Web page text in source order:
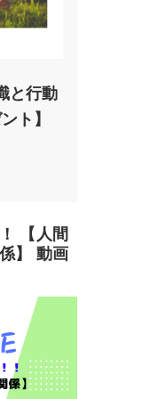
と行動
ト】
【人間
】 動画